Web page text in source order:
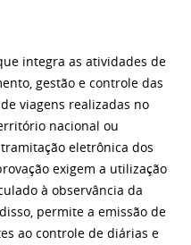
integra as atividades de
gestão e controle das
viagens realizadas no
nacional ou
eletrônica dos
exigem a utilização
à observância da
permite a emissão de
ao controle de diárias e